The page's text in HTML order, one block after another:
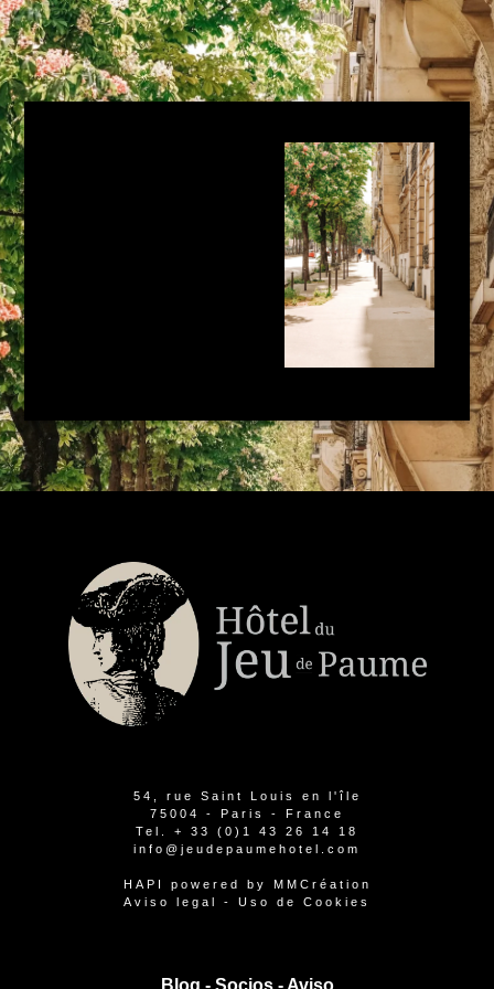
54, rue Saint Louis en l'île
75004 - Paris - France
Tel. + 33 (0)1 43 26 14 18
info@jeudepaumehotel.com
HAPI powered by MMCréation
Aviso legal
- Uso de Cookies